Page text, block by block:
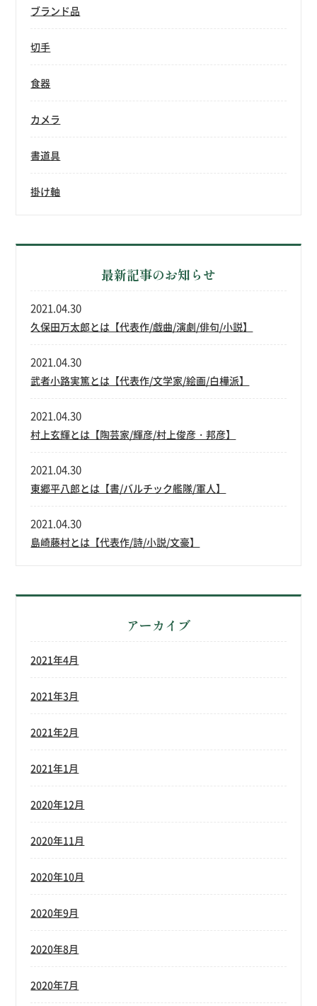
ブランド品
切手
食器
カメラ
書道具
掛け軸
最新記事のお知らせ
久保田万太郎とは【代表作/戯曲/演劇/俳句/小説】
2021.04.30
武者小路実篤とは【代表作/文学家/絵画/白樺派】
2021.04.30
村上玄輝とは【陶芸家/輝彦/村上俊彦・邦彦】
2021.04.30
東郷平八郎とは【書/バルチック艦隊/軍人】
2021.04.30
島崎藤村とは【代表作/詩/小説/文豪】
2021.04.30
アーカイブ
2021年4月
2021年3月
2021年2月
2021年1月
2020年12月
2020年11月
2020年10月
2020年9月
2020年8月
2020年7月